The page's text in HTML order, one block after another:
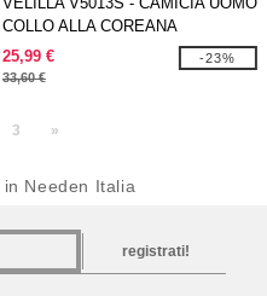
COLLO ALLA COREANA
25,99 €
33,60 €
-23%
3 »
in Needen Italia
registrati!